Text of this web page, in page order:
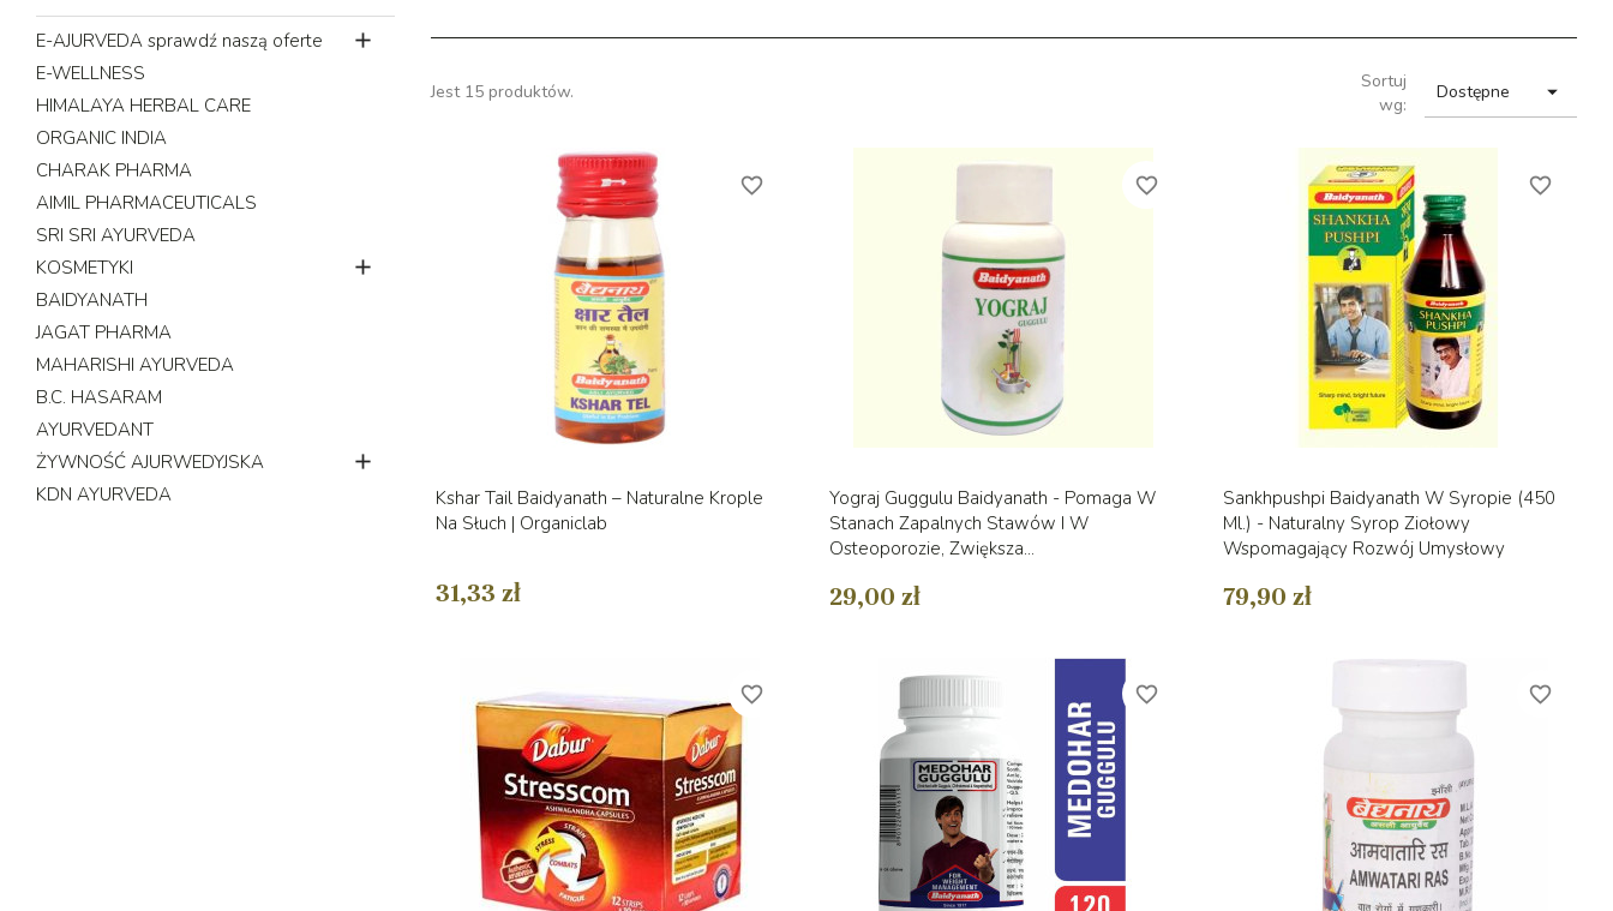
E-AJURVEDA sprawdź naszą oferte 
E-WELLNESS
HIMALAYA HERBAL CARE
ORGANIC INDIA
CHARAK PHARMA
AIMIL PHARMACEUTICALS
SRI SRI AYURVEDA
KOSMETYKI

BAIDYANATH
JAGAT PHARMA
MAHARISHI AYURVEDA
B.C. HASARAM
AYURVEDANT
ŻYWNOŚĆ AJURWEDYJSKA

KDN AYURVEDA
Jest 15 produktów.
Sortuj
wg:
Dostępne 
Kshar Tail Baidyanath – Naturalne Krople
Na Słuch | Organiclab
31,33 zł
favorite_border
Yograj Guggulu Baidyanath - Pomaga W
Stanach Zapalnych Stawów I W
Osteoporozie, Zwiększa...
29,00 zł
favorite_border
Sankhpushpi Baidyanath W Syropie (450
Ml.) - Naturalny Syrop Ziołowy
Wspomagający Rozwój Umysłowy
79,90 zł
favorite_border
favorite_border favorite_border favorite_border